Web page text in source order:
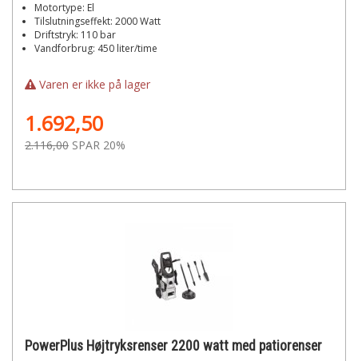
Motortype: El
Tilslutningseffekt: 2000 Watt
Driftstryk: 110 bar
Vandforbrug: 450 liter/time
Varen er ikke på lager
1.692,50
2.116,00 SPAR 20%
PowerPlus Højtryksrenser 2200 watt med patiorenser